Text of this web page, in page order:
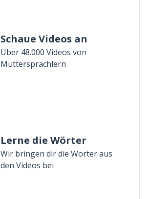
Schaue Videos an
Über 48.000 Videos von
Muttersprachlern
Lerne die Wörter
Wir bringen dir die Wörter aus
den Videos bei